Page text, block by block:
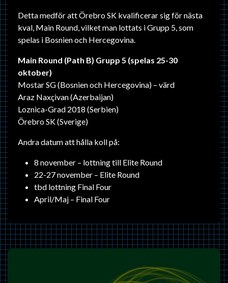
Detta medför att Örebro SK kvalificerar sig för nästa
kval, Main Round, vilket man lottats i Grupp 5, som
spelas i Bosnien och Hercegovina.
Main Round (Path B) Grupp 5 (spelas 25-30
oktober)
Mostar SG (Bosnien och Hercegovina) – värd
Araz Naxçivan (Azerbaijan)
Loznica-Grad 2018 (Serbien)
Örebro SK (Sverige)
Andra datum att hålla koll på:
8 november – lottning till Elite Round
22-27 november – Elite Round
tbd lottning Final Four
April/Maj – Final Four